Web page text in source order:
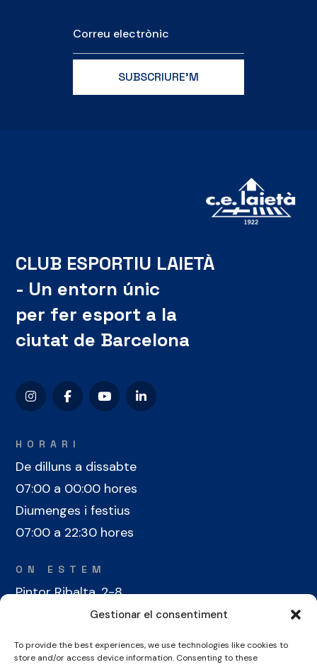
Gestionar el consentiment
To provide the best experiences, we use technologies like cookies to
store and/or access device information. Consenting to these
CLUB ESPORTIU LAIETÀ
- Un entorn únic
per fer esport a la
ciutat de Barcelona
HORARI
De dilluns a dissabte
07:00 a 00:00 hores
Diumenges i festius
07:00 a 22:30 hores
ON ESTEM
Pintor Ribalta, 2-8
08028 Barcelona
CONTACTE